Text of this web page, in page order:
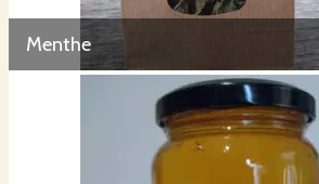
Menthe